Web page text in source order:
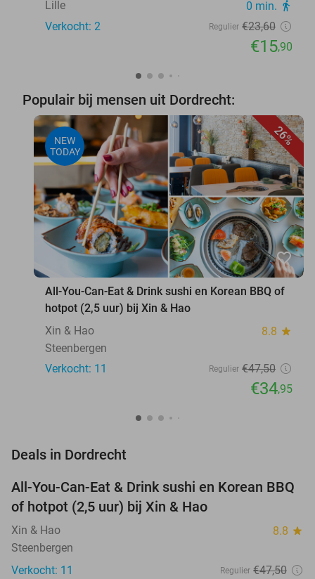
Lille 0 min. directions_walk
Verkocht: 2 Regulier €23,60
€15,90
Populair bij mensen uit Dordrecht:
26%
NEW
TODAY
favorite_border
All-You-Can-Eat & Drink sushi en Korean BBQ of
hotpot (2,5 uur) bij Xin & Hao
Xin & Hao
8.8 star
Steenbergen
Verkocht: 11
Regulier €47,50
€34,95
Deals in Dordrecht
26%
TODAY
All-You-Can-Eat & Drink sushi en Korean BBQ
of hotpot (2,5 uur) bij Xin & Hao
Xin & Hao 8.8 star
Steenbergen
Verkocht: 11
Regulier €47,50